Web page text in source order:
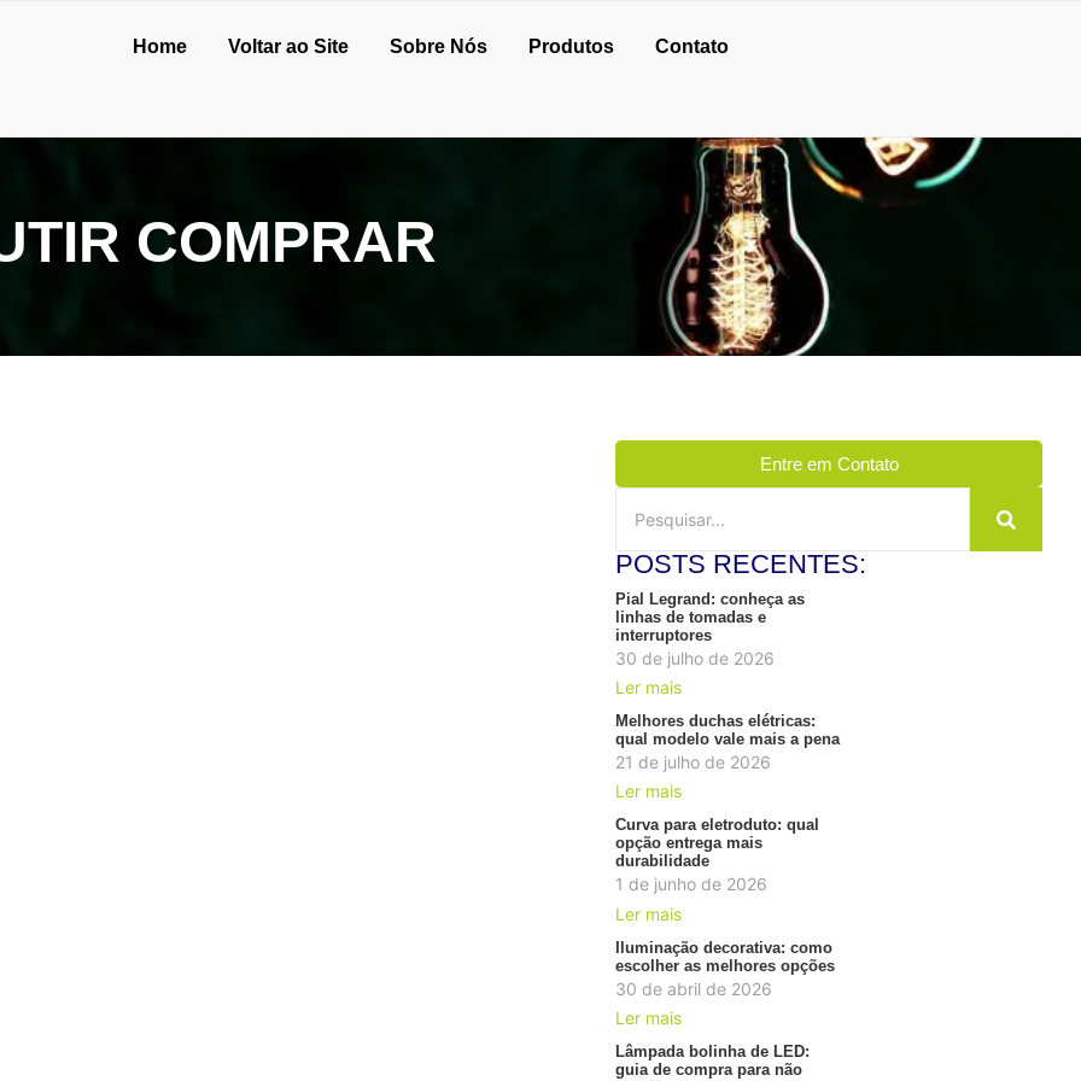
Home Voltar ao Site Sobre Nós Produtos Contato
COMPRAR
Entre em Contato
POSTS RECENTES:
Pial Legrand: conheça as
linhas de tomadas e
interruptores
30 de julho de 2026
Ler mais
Melhores duchas elétricas:
qual modelo vale mais a pena
21 de julho de 2026
Ler mais
Curva para eletroduto: qual
opção entrega mais
durabilidade
1 de junho de 2026
Ler mais
Iluminação decorativa: como
escolher as melhores opções
30 de abril de 2026
Ler mais
Lâmpada bolinha de LED:
guia de compra para não